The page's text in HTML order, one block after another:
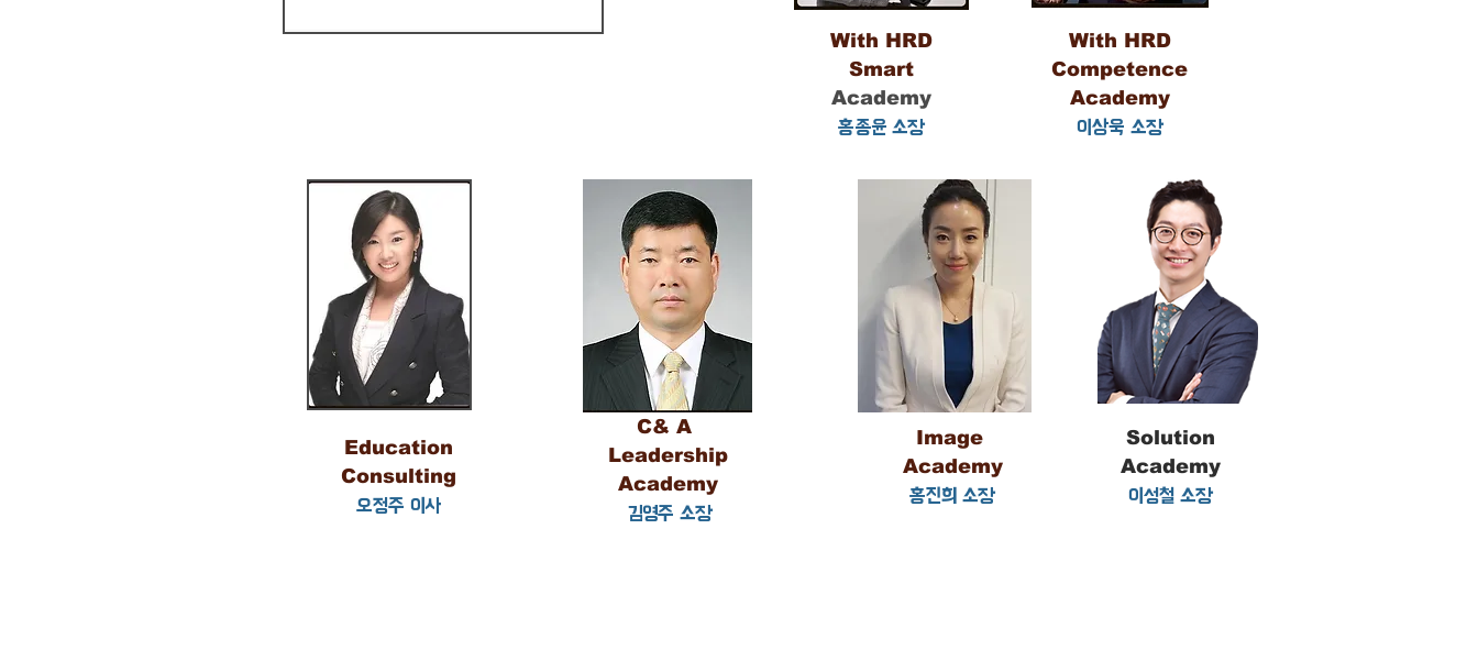
With HRD
Smart
Academy
홍종윤 소장
With HRD
Competence
Academy
이상욱 소장
Education
Consulting
오정주 이사
C& A
Leadership
Academy
김영주 소장
Image
Academy
홍진희 소장
Solution
Academy
이성철 소장